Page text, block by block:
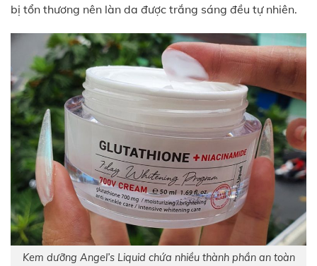
bị tổn thương nên làn da được trắng sáng đều tự nhiên.
Kem dưỡng Angel’s Liquid chứa nhiều thành phần an toàn